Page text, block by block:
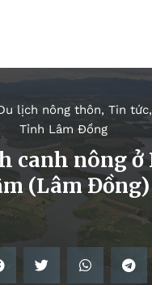
lịch nông thôn, Tin
Tỉnh Lâm Đồng
canh nông ở
(Lâm Đồng)